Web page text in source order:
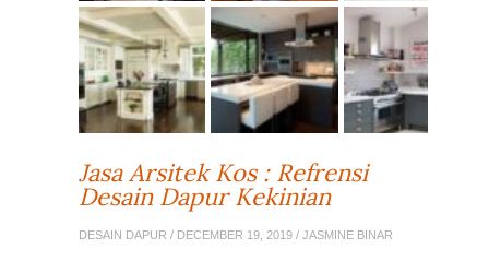
Jasa Arsitek Kos : Refrensi
Desain Dapur Kekinian
DESAIN DAPUR / DECEMBER 19, 2019 / JASMINE BINAR